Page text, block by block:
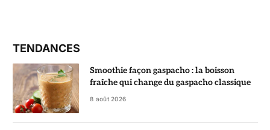
TENDANCES
Smoothie façon gaspacho : la boisson
fraîche qui change du gaspacho classique
8 août 2026